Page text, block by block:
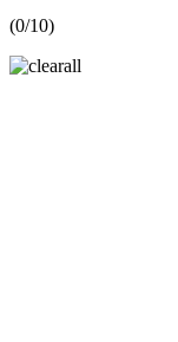
(0/10)